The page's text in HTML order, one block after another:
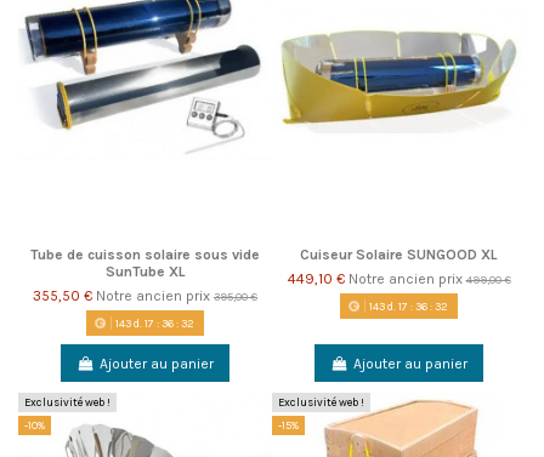
Tube de cuisson solaire sous vide
SunTube XL
355,50 € Notre ancien prix 395,00 €
143d. 17 :36:31
Ajouter au panier
Cuiseur Solaire SUNGOOD XL
449,10 € Notre ancien prix499,00 €
143d. 17 :36:31
Ajouter au panier
Exclusivité web !
-10%
Exclusivité web !
-15%